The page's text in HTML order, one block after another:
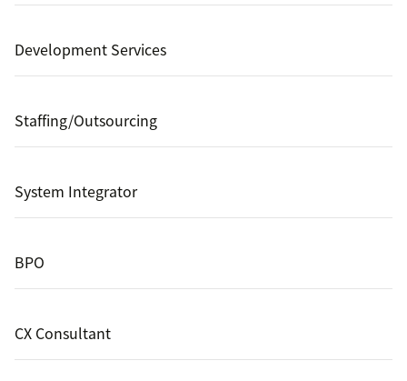
Development Services
Staffing/Outsourcing
System Integrator
BPO
CX Consultant